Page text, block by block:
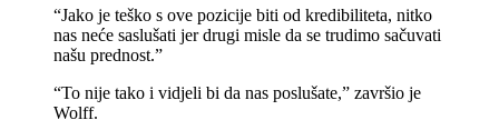
“Jako je teško s ove pozicije biti od kredibiliteta, nitko
nas neće saslušati jer drugi misle da se trudimo sačuvati
našu prednost.”
“To nije tako i vidjeli bi da nas poslušate,” završio je
Wolff.